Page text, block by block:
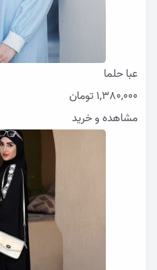
عبا حلما
1,380,000تومان
مشاهده و خرید